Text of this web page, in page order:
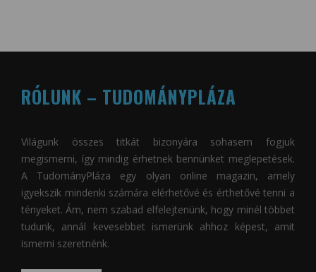
RÓLUNK – TUDOMÁNYPLÁZA
Világunk összes titkát bizonyára sohasem fogjuk
megismerni, így mindig érhetnek bennünket meglepetések.
A TudományPláza egy olyan online magazin, amely
igyekszik mindenki számára elérhetővé és érthetővé tenni a
tényeket. Ám, nem szabad elfelejtenünk, hogy minél többet
tudunk, annál kevesebbet ismerünk ahhoz képest, amit
ismerni szeretnénk.